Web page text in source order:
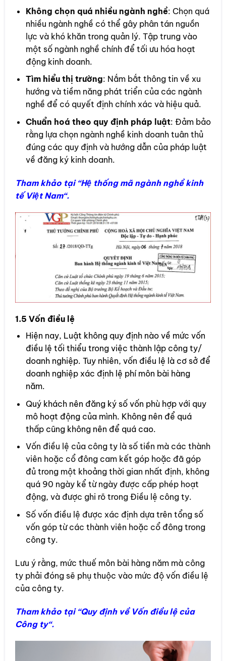
Không chọn quá nhiều ngành nghề: Chọn quá
nhiều ngành nghề có thể gây phân tán nguồn
lực và khó khăn trong quản lý. Tập trung vào
một số ngành nghề chính để tối ưu hóa hoạt
động kinh doanh.
Tìm hiểu thị trường: Nắm bắt thông tin về xu
hướng và tiềm năng phát triển của các ngành
nghề để có quyết định chính xác và hiệu quả.
Chuẩn hoá theo quy định pháp luật: Đảm bảo
rằng lựa chọn ngành nghề kinh doanh tuân thủ
đúng các quy định và hướng dẫn của pháp luật
về đăng ký kinh doanh.
Tham khảo tại “Hệ thống mã ngành nghề kinh
tế Việt Nam“.
1.5 Vốn điều lệ
Hiện nay, Luật không quy định nào về mức vốn
điều lệ tối thiểu trong việc thành lập công ty/
doanh nghiệp. Tuy nhiên, vốn điều lệ là cơ sở để
doanh nghiệp xác định lệ phí môn bài hàng
năm.
Quý khách nên đăng ký số vốn phù hợp với quy
mô hoạt động của mình. Không nên để quá
thấp cũng không nên để quá cao.
Vốn điều lệ của công ty là số tiền mà các thành
viên hoặc cổ đông cam kết góp hoặc đã góp
đủ trong một khoảng thời gian nhất định, không
quá 90 ngày kể từ ngày được cấp phép hoạt
động, và được ghi rõ trong Điều lệ công ty.
Số vốn điều lệ được xác định dựa trên tổng số
vốn góp từ các thành viên hoặc cổ đông trong
công ty.
Lưu ý rằng, mức thuế môn bài hàng năm mà công
ty phải đóng sẽ phụ thuộc vào mức độ vốn điều lệ
của công ty.
Tham khảo tại “Quy định về Vốn điều lệ của
Công ty“.